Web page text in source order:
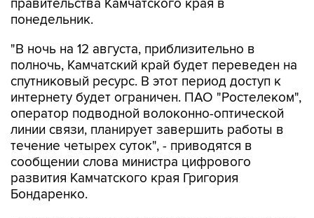
"В ночь на 12 августа, приблизительно в
спутниковый ресурс. В этот период доступ к
интернету будет ограничен. ПАО "Ростелеком",
оператор подводной волоконно-оптической
линии связи, планирует завершить работы в
течение четырех суток", - приводятся в
сообщении слова министра цифрового
развития Камчатского края Григория
Бондаренко.
Власти региона предупреждают: когда работы